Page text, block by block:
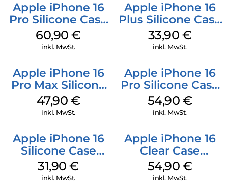
Apple iPhone 16
Pro Silicone Case
MagSafe Stone
Gray
60,90€
inkl. MwSt.
Apple iPhone 16
Plus Silicone Case
MagSafe Lake
Green
33,90 €
inkl. MwSt.
Apple iPhone 16
Pro Max Silicone
Case MagSafe
Black
47,90 €
inkl. MwSt.
Apple iPhone 16
Pro Silicone Case
MagSafe Black
54,90 €
inkl. MwSt.
Apple iPhone 16
Silicone Case
MagSafe Fuchsia
31,90€
inkl. MwSt.
Apple iPhone 16
Clear Case
MagSafe
Transparent
54,90 €
inkl. MwSt.